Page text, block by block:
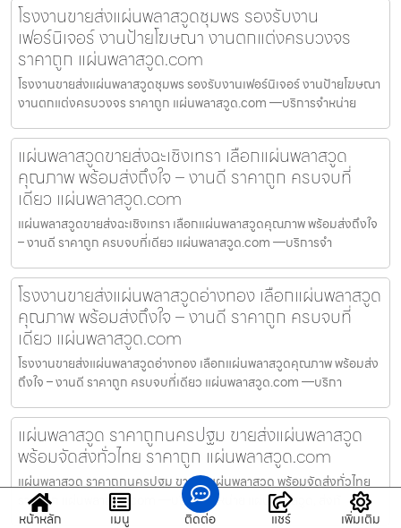
โรงงานขายส่งแผ่นพลาสวูดชุมพร รองรับงาน
เฟอร์นิเจอร์ งานป้ายโฆษณา งานตกแต่งครบวงจร
ราคาถูก แผ่นพลาสวูด.com
โรงงานขายส่งแผ่นพลาสวูดชุมพร รองรับงานเฟอร์นิเจอร์ งานป้ายโฆษณา
งานตกแต่งครบวงจร ราคาถูก แผ่นพลาสวูด.com —บริการจำหน่าย
แผ่นพลาสวูดขายส่งฉะเชิงเทรา เลือกแผ่นพลาสวูด
คุณภาพ พร้อมส่งถึงใจ – งานดี ราคาถูก ครบจบที่
เดียว แผ่นพลาสวูด.com
แผ่นพลาสวูดขายส่งฉะเชิงเทรา เลือกแผ่นพลาสวูดคุณภาพ พร้อมส่งถึงใจ
– งานดี ราคาถูก ครบจบที่เดียว แผ่นพลาสวูด.com —บริการจำ
โรงงานขายส่งแผ่นพลาสวูดอ่างทอง เลือกแผ่นพลาสวูด
คุณภาพ พร้อมส่งถึงใจ – งานดี ราคาถูก ครบจบที่
เดียว แผ่นพลาสวูด.com
โรงงานขายส่งแผ่นพลาสวูดอ่างทอง เลือกแผ่นพลาสวูดคุณภาพ พร้อมส่ง
ถึงใจ – งานดี ราคาถูก ครบจบที่เดียว แผ่นพลาสวูด.com —บริกา
แผ่นพลาสวูด ราคาถูกนครปฐม ขายส่งแผ่นพลาสวูด
พร้อมจัดส่งทั่วไทย ราคาถูก แผ่นพลาสวูด.com
แผ่นพลาสวูด ราคาถูกนครปฐม ขายส่งแผ่นพลาสวูด พร้อมจัดส่งทั่วไทย
ราคาถูก แผ่นพลาสวูด.com —บริการจำหน่าย แผ่นพลาสวูด, ส่งทั
หน้าหลัก
เมนู ติดต่อ แชร์ เพิ่มเติม